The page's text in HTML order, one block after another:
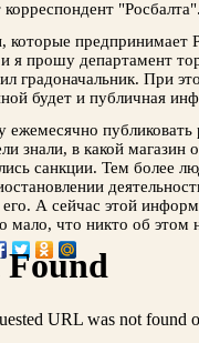
корреспондент
которые предпринимает
я прошу департамент
градоначальник. При
будет и публичная
знали, в какой
санкции. Тем более
его. А сейчас этой
мало, что никто об